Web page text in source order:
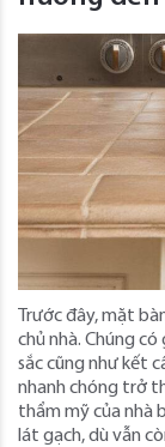
Trước đây, mặt
chủ nhà. Chúng
sắc cũng như kết
nhanh chóng trở
thẩm mỹ của nhà
lát gạch, dù vẫn